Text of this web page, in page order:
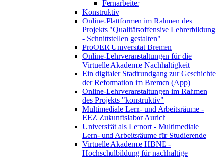
Fernarbeiter
Konstruktiv
Online-Plattformen im Rahmen des
Projekts "Qualitätsoffensive Lehrerbildung
- Schnittstellen gestalten"
ProOER Universität Bremen
Online-Lehrveranstaltungen für die
Virtuelle Akademie Nachhaltigkeit
Ein digitaler Stadtrundgang zur Geschichte
der Reformation im Bremen (App)
Online-Lehrveranstaltungen im Rahmen
des Projekts "konstruktiv"
Multimediale Lern- und Arbeitsräume -
EEZ Zukunftslabor Aurich
Universität als Lernort - Multimediale
Lern- und Arbeitsräume für Studierende
Virtuelle Akademie HBNE -
Hochschulbildung für nachhaltige